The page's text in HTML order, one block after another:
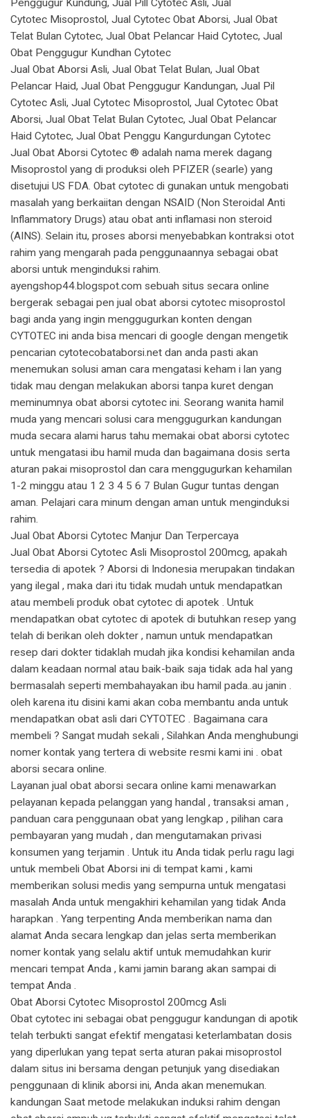
Cytotec Misoprostol, Jual Cytotec Obat Aborsi, Jual Obat
Telat Bulan Cytotec, Jual Obat Pelancar Haid Cytotec, Jual
Obat Penggugur Kundhan Cytotec
Jual Obat Aborsi Asli, Jual Obat Telat Bulan, Jual Obat
Pelancar Haid, Jual Obat Penggugur Kandungan, Jual Pil
Cytotec Asli, Jual Cytotec Misoprostol, Jual Cytotec Obat
Aborsi, Jual Obat Telat Bulan Cytotec, Jual Obat Pelancar
Haid Cytotec, Jual Obat Penggu Kangurdungan Cytotec
Jual Obat Aborsi Cytotec ® adalah nama merek dagang
Misoprostol yang di produksi oleh PFIZER (searle) yang
disetujui US FDA. Obat cytotec di gunakan untuk mengobati
masalah yang berkaiitan dengan NSAID (Non Steroidal Anti
Inflammatory Drugs) atau obat anti inflamasi non steroid
(AINS). Selain itu, proses aborsi menyebabkan kontraksi otot
rahim yang mengarah pada penggunaannya sebagai obat
aborsi untuk menginduksi rahim.
ayengshop44.blogspot.com sebuah situs secara online
bergerak sebagai pen jual obat aborsi cytotec misoprostol
bagi anda yang ingin menggugurkan konten dengan
CYTOTEC ini anda bisa mencari di google dengan mengetik
pencarian cytotecobataborsi.net dan anda pasti akan
menemukan solusi aman cara mengatasi keham i lan yang
tidak mau dengan melakukan aborsi tanpa kuret dengan
meminumnya obat aborsi cytotec ini. Seorang wanita hamil
muda yang mencari solusi cara menggugurkan kandungan
muda secara alami harus tahu memakai obat aborsi cytotec
untuk mengatasi ibu hamil muda dan bagaimana dosis serta
aturan pakai misoprostol dan cara menggugurkan kehamilan
1-2 minggu atau 1 2 3 4 5 6 7 Bulan Gugur tuntas dengan
aman. Pelajari cara minum dengan aman untuk menginduksi
rahim.
Jual Obat Aborsi Cytotec Manjur Dan Terpercaya
Jual Obat Aborsi Cytotec Asli Misoprostol 200mcg, apakah
tersedia di apotek ? Aborsi di Indonesia merupakan tindakan
yang ilegal , maka dari itu tidak mudah untuk mendapatkan
atau membeli produk obat cytotec di apotek . Untuk
mendapatkan obat cytotec di apotek di butuhkan resep yang
telah di berikan oleh dokter , namun untuk mendapatkan
resep dari dokter tidaklah mudah jika kondisi kehamilan anda
dalam keadaan normal atau baik-baik saja tidak ada hal yang
bermasalah seperti membahayakan ibu hamil pada..au janin .
oleh karena itu disini kami akan coba membantu anda untuk
mendapatkan obat asli dari CYTOTEC . Bagaimana cara
membeli ? Sangat mudah sekali , Silahkan Anda menghubungi
nomer kontak yang tertera di website resmi kami ini . obat
aborsi secara online.
Layanan jual obat aborsi secara online kami menawarkan
pelayanan kepada pelanggan yang handal , transaksi aman ,
panduan cara penggunaan obat yang lengkap , pilihan cara
pembayaran yang mudah , dan mengutamakan privasi
konsumen yang terjamin . Untuk itu Anda tidak perlu ragu lagi
untuk membeli Obat Aborsi ini di tempat kami , kami
memberikan solusi medis yang sempurna untuk mengatasi
masalah Anda untuk mengakhiri kehamilan yang tidak Anda
harapkan . Yang terpenting Anda memberikan nama dan
alamat Anda secara lengkap dan jelas serta memberikan
nomer kontak yang selalu aktif untuk memudahkan kurir
mencari tempat Anda , kami jamin barang akan sampai di
tempat Anda .
Obat Aborsi Cytotec Misoprostol 200mcg Asli
Obat cytotec ini sebagai obat penggugur kandungan di apotik
telah terbukti sangat efektif mengatasi keterlambatan dosis
yang diperlukan yang tepat serta aturan pakai misoprostol
dalam situs ini bersama dengan petunjuk yang disediakan
penggunaan di klinik aborsi ini, Anda akan menemukan.
kandungan Saat metode melakukan induksi rahim dengan